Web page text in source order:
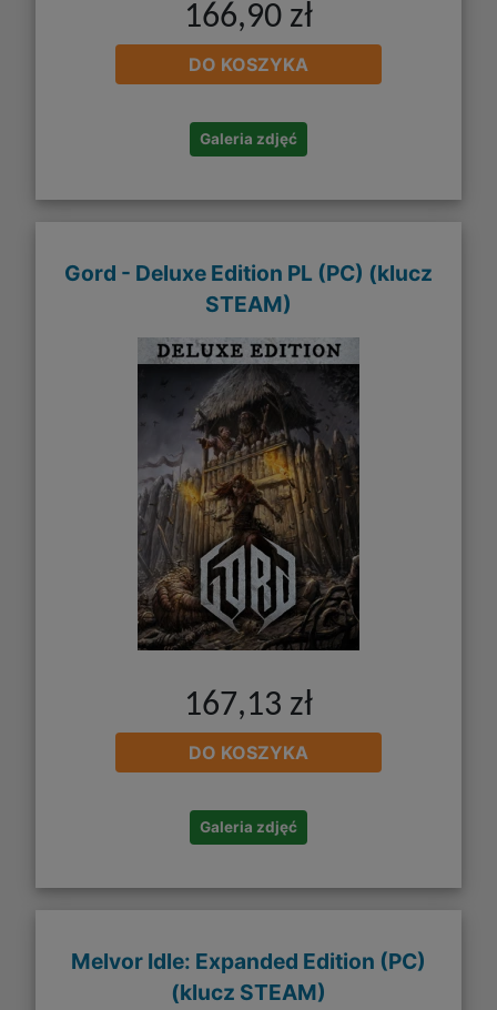
166,90 zł
DO KOSZYKA
Galeria zdjęć
Gord - Deluxe Edition PL (PC) (klucz
STEAM)
167,13 zł
DO KOSZYKA
Galeria zdjęć
Melvor Idle: Expanded Edition (PC)
(klucz STEAM)